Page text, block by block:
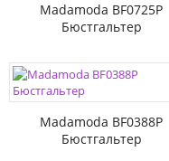
Madamoda BF0725P
Бюстгальтер
Madamoda BF0388P
Бюстгальтер